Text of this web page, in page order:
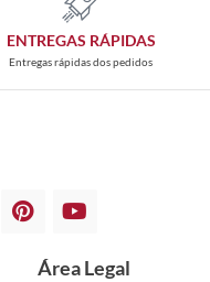
ENTREGAS RÁPIDAS
Entregas rápidas dos pedidos
Área Legal